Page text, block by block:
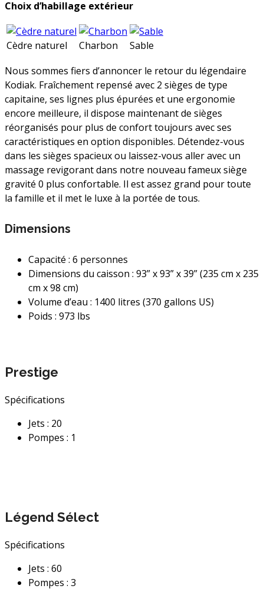
Choix d’habillage extérieur
Cèdre naturel Charbon
Sable
Nous sommes fiers d’annoncer le retour du légendaire
Kodiak. Fraîchement repensé avec 2 sièges de type
capitaine, ses lignes plus épurées et une ergonomie
encore meilleure, il dispose maintenant de sièges
réorganisés pour plus de confort toujours avec ses
caractéristiques en option disponibles. Détendez-vous
dans les sièges spacieux ou laissez-vous aller avec un
massage revigorant dans notre nouveau fameux siège
gravité 0 plus confortable. Il est assez grand pour toute
la famille et il met le luxe à la portée de tous.
Dimensions
Capacité : 6 personnes
Dimensions du caisson : 93” x 93” x 39” (235 cm x 235
cm x 98 cm)
Volume d’eau : 1400 litres (370 gallons US)
Poids : 973 lbs
Prestige
Spécifications
Jets : 20
Pompes : 1
Légend Sélect
Spécifications
Jets : 60
Pompes : 3